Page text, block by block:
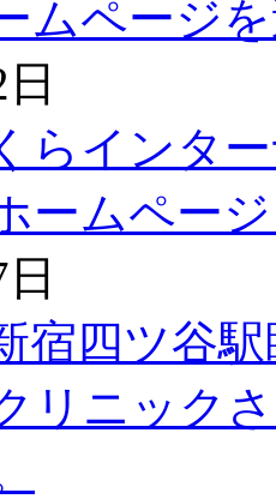
ムページ
インター
ームペー
四ツ谷駅
リニック